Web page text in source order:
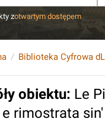
zotwartym dostępem
Biblioteka Cyfrowa
obiektu: Le
e rimostrata